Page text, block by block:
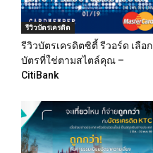
รีวิวบัตรเครดิต
รีวิวบัตรเครดิตซิตี้ รีวอร์ด เลือก
บัตรที่ใช่ตามสไตล์คุณ –
CitiBank